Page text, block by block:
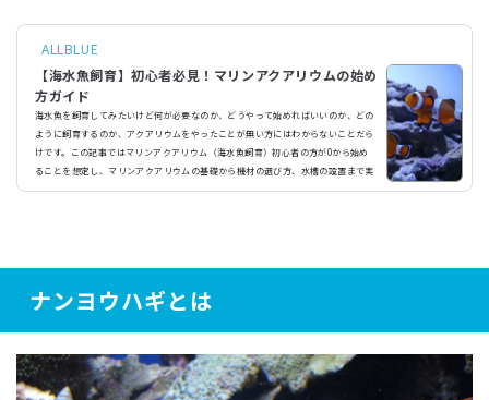
ALLBLUE
【海水魚飼育】初心者必見！マリンアクアリウムの始め
方ガイド
海水魚を飼育してみたいけど何が必要なのか、どうやって始めればいいのか、どの
ように飼育するのか、アクアリウムをやったことが無い方にはわからないことだら
けです。この記事ではマリンアクアリウム（海水魚飼育）初心者の方が0から始め
ることを想定し、マリンアクアリウムの基礎から機材の選び方、水槽の設置まで実
際に水槽を立ち上げた例を交えながら詳しく解説していきます。そもそもマリンア
ナンヨウハギとは